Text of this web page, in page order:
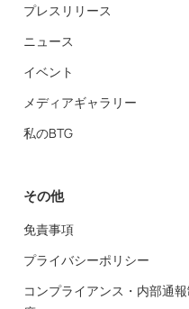
プレスリリース
ニュース
イベント
メディアギャラリー
私のBTG
その他
免責事項
プライバシーポリシー
コンプライアンス・内部通